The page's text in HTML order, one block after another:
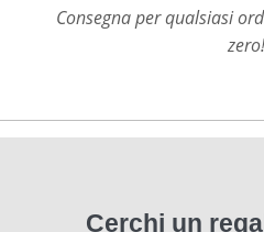
Consegna per qualsiasi
zero!
Cerchi un